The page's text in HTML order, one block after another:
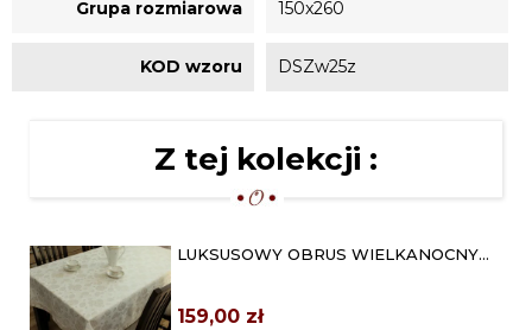
Grupa rozmiarowa 150x260
KOD wzoru DSZw25z
Z tej kolekcji :
LUKSUSOWY OBRUS WIELKANOCNY
159,00 zł